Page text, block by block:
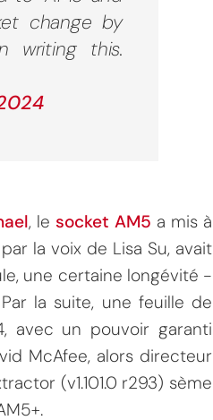
change by
writing this.
, le socket AM5 a mis à
la voix de Lisa Su, avait
une certaine longévité -
la suite, une feuille de
avec un pouvoir garanti
McAfee, alors directeur
(v1.101.0 r293) sème